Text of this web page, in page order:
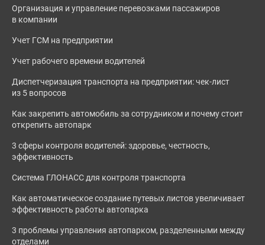
Организация и управление перевозками пассажиров
в компании
Учет ГСМ на предприятии
Учет рабочего времени водителей
Диспетчеризация транспорта на предприятии: чек-лист
из 5 вопросов
Как закрепить автомобиль за сотрудником и почему стоит
открепить автопарк
3 сферы контроля водителей: здоровье, честность,
эффективность
Система ГЛОНАСС для контроля транспорта
Как автоматическое создание путевых листов увеличивает
эффективность работы автопарка
3 проблемы управления автопарком, разделенными между
отделами